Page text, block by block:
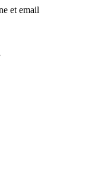
et email